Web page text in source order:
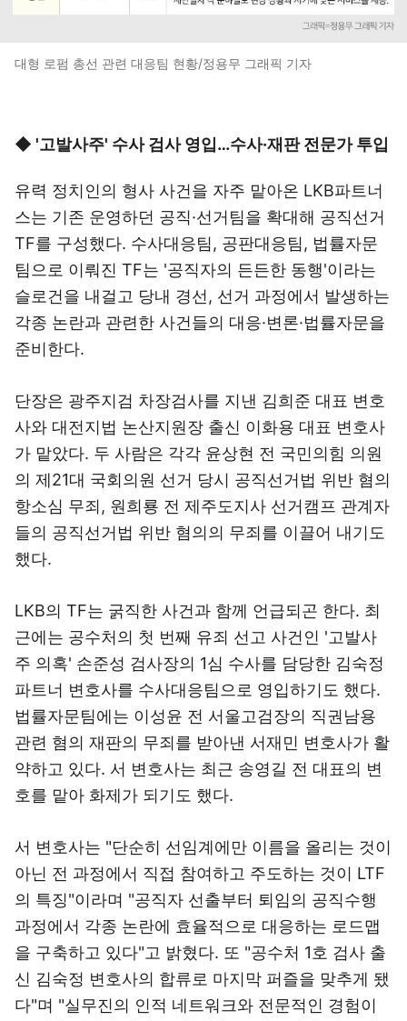
대형 로펌 총선 관련 대응팀 현황/정용무 그래픽 기자
◆ '고발사주' 수사 검사 영입…수사·재판 전문가 투입
유력 정치인의 형사 사건을 자주 맡아온 LKB파트너
스는 기존 운영하던 공직·선거팀을 확대해 공직선거
TF를 구성했다. 수사대응팀, 공판대응팀, 법률자문
팀으로 이뤄진 TF는 '공직자의 든든한 동행'이라는
슬로건을 내걸고 당내 경선, 선거 과정에서 발생하는
각종 논란과 관련한 사건들의 대응·변론·법률자문을
준비한다.
단장은 광주지검 차장검사를 지낸 김희준 대표 변호
사와 대전지법 논산지원장 출신 이화용 대표 변호사
가 맡았다. 두 사람은 각각 윤상현 전 국민의힘 의원
의 제21대 국회의원 선거 당시 공직선거법 위반 혐의
항소심 무죄, 원희룡 전 제주도지사 선거캠프 관계자
들의 공직선거법 위반 혐의의 무죄를 이끌어 내기도
했다.
LKB의 TF는 굵직한 사건과 함께 언급되곤 한다. 최
근에는 공수처의 첫 번째 유죄 선고 사건인 '고발사
주 의혹' 손준성 검사장의 1심 수사를 담당한 김숙정
파트너 변호사를 수사대응팀으로 영입하기도 했다.
법률자문팀에는 이성윤 전 서울고검장의 직권남용
관련 혐의 재판의 무죄를 받아낸 서재민 변호사가 활
약하고 있다. 서 변호사는 최근 송영길 전 대표의 변
호를 맡아 화제가 되기도 했다.
서 변호사는 "단순히 선임계에만 이름을 올리는 것이
아닌 전 과정에서 직접 참여하고 주도하는 것이 LTF
의 특징"이라며 "공직자 선출부터 퇴임의 공직수행
과정에서 각종 논란에 효율적으로 대응하는 로드맵
을 구축하고 있다"고 밝혔다. 또 "공수처 1호 검사 출
신 김숙정 변호사의 합류로 마지막 퍼즐을 맞추게 됐
다"며 "실무진의 인적 네트워크와 전문적인 경험이